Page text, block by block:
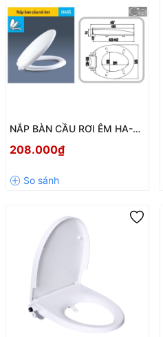
NẮP BÀN CẦU RƠI ÊM HA-05
KHÁNG KHUẨN, DỄ DÀNG
208.000₫